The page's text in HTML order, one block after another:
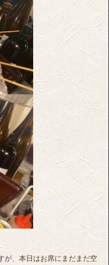
が、本日はお席にまだまだ空